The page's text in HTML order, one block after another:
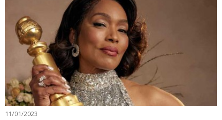
11/01/2023